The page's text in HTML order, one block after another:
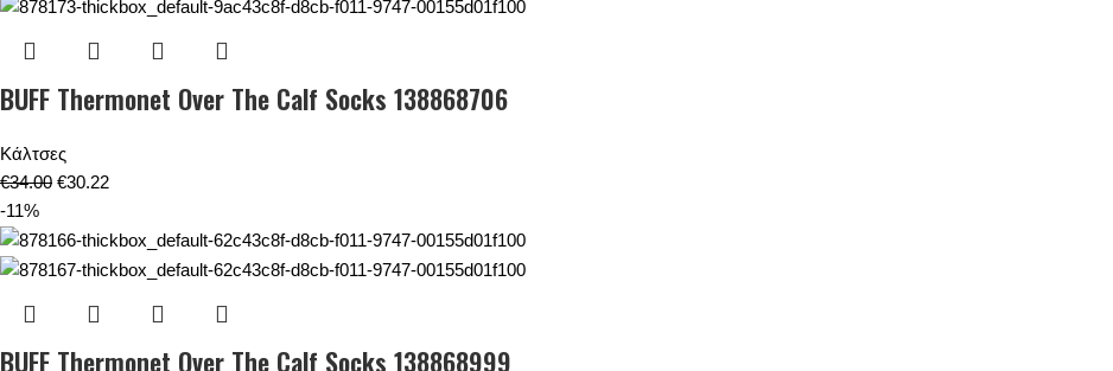
BUFF Thermonet Over The Calf Socks 138868706
Κάλτσες
€34.00 €30.22
-11%
BUFF Thermonet Over The Calf Socks 138868999